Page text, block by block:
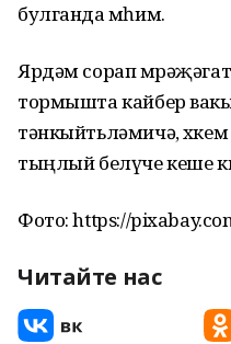
булганда мөһим.
Ярдәм сорап
тормышта кайбер
тәнкыйтьләмичә,
тыңлый белүче кеше
Фото: https://
Читайте нас